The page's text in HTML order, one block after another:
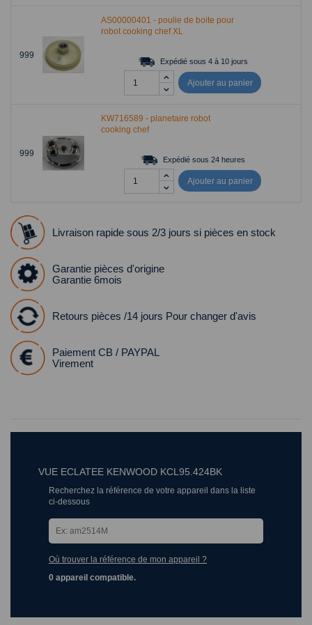
999
AS00000401 - poulie de boite pour
robot cooking chef XL
Expédié sous 4 à 10 jours
Ajouter au panier
999
KW716589 - planetaire robot
cooking chef
Expédié sous 24 heures
Ajouter au panier
Livraison rapide sous 2/3 jours si pièces en stock
Garantie pièces d'origine
Garantie 6mois
Retours pièces /14 jours Pour changer d'avis
Paiement CB / PAYPAL
Virement
VUE ECLATEE KENWOOD KCL95.424BK
Recherchez la référence de votre appareil dans la liste
ci-dessous
Où trouver la référence de mon appareil ?
0 appareil compatible.